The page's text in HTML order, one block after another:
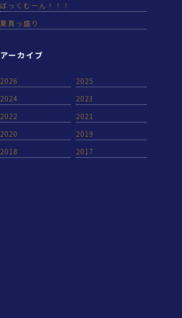
ばっくむーん！！！
夏真っ盛り
アーカイブ
2026
2025
2024
2023
2022
2021
2020
2019
2018
2017